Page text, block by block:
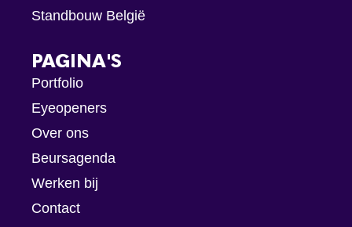
Standbouw België
PAGINA'S
Portfolio
Eyeopeners
Over ons
Beursagenda
Werken bij
Contact